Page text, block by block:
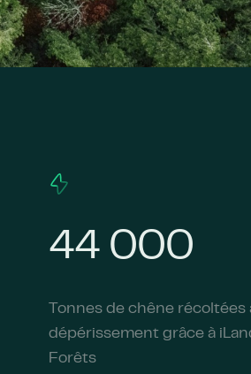
44 000
Tonnes de chêne récoltées
dépérissement grâce à
Forêts